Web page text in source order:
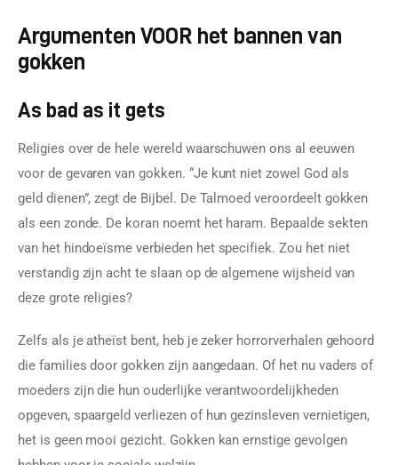
Argumenten VOOR het bannen van
gokken
As bad as it gets
Religies over de hele wereld waarschuwen ons al eeuwen
voor de gevaren van gokken. “Je kunt niet zowel God als
geld dienen”, zegt de Bijbel. De Talmoed veroordeelt gokken
als een zonde. De koran noemt het haram. Bepaalde sekten
van het hindoeïsme verbieden het specifiek. Zou het niet
verstandig zijn acht te slaan op de algemene wijsheid van
deze grote religies?
Zelfs als je atheïst bent, heb je zeker horrorverhalen gehoord
die families door gokken zijn aangedaan. Of het nu vaders of
moeders zijn die hun ouderlijke verantwoordelijkheden
opgeven, spaargeld verliezen of hun gezinsleven vernietigen,
het is geen mooi gezicht. Gokken kan ernstige gevolgen